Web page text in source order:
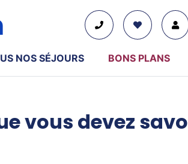
NOS SÉJOURS BONS PLANS
vous devez